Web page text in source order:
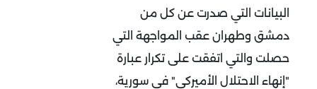
البيانات التي صدرت عن كل من
دمشق وطهران عقب المواجهة التي
حصلت والتي اتفقت على تكرار عبارة
"إنهاء الاحتلال الأميركي" في سورية،